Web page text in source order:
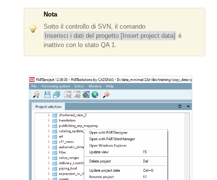
Nota
Sotto il controllo di SVN, il comando
Inserisci i dati del progetto [Insert project data] è
inattivo con lo stato QA 1.